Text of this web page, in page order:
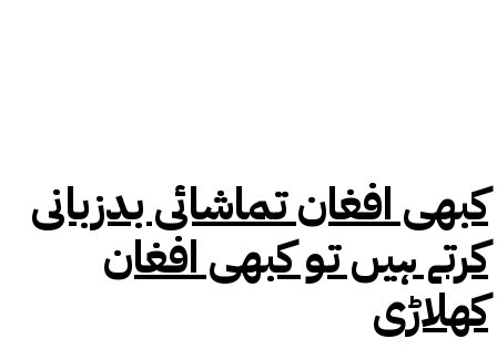
کبھی افغان تماشائی بدزبانی
کرتے ہیں تو کبھی افغان
کھلاڑی